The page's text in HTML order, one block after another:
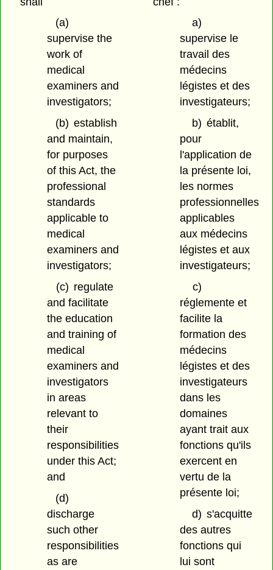
(a)
supervise the
work of
medical
examiners and
investigators;
(b) establish
and maintain,
for purposes
of this Act, the
professional
standards
applicable to
medical
examiners and
investigators;
(c) regulate
and facilitate
the education
and training of
medical
examiners and
investigators
in areas
relevant to
their
responsibilities
under this Act;
and
(d)
discharge
such other
responsibilities
as are
a)
supervise le
travail des
médecins
légistes et des
investigateurs;
b) établit,
pour
l'application de
la présente loi,
les normes
professionnelles
applicables
aux médecins
légistes et aux
investigateurs;
c)
réglemente et
facilite la
formation des
médecins
légistes et des
investigateurs
dans les
domaines
ayant trait aux
fonctions qu'ils
exercent en
vertu de la
présente loi;
d) s'acquitte
des autres
fonctions qui
lui sont